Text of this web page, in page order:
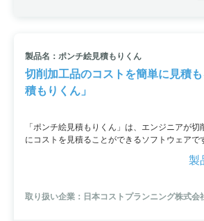
製品名：ポンチ絵見積もりくん
切削加工品のコストを簡単に見積
積もりくん」
「ポンチ絵見積もりくん」は、エンジニアが
にコストを見積ることができるソフトウェアで
ス加工の加工個所の寸法を入力するだけで、時
ことができます。さらに、材料単価の変更や加
製
取り扱い企業：日本コストプランニング株式会